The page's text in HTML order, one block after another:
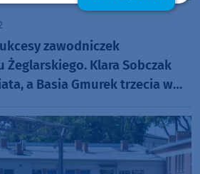
zawodniczek
Żeglarskiego. Klara Sobczak
a Basia Gmurek trzecia w